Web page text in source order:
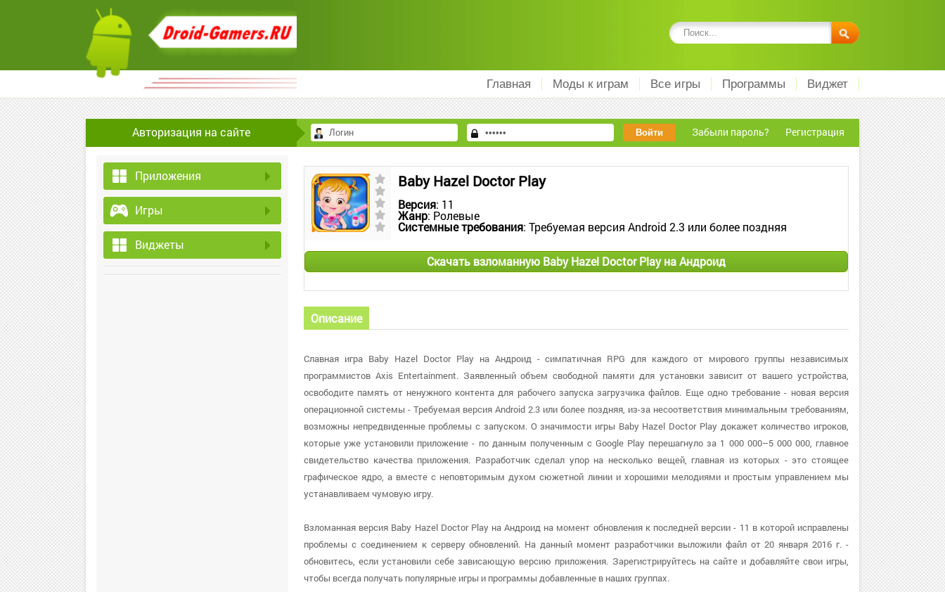
Главная Моды к играм Все игры Программы Виджет
Авторизация на сайте Забыли пароль? Регистрация
Приложения
Игры
Виджеты
Baby Hazel Doctor Play
Версия: 11
Жанр: Ролевые
Системные требования: Требуемая версия Android 2.3 или более поздняя
Скачать взломанную Baby Hazel Doctor Play на Андроид
Описание
Славная игра Baby Hazel Doctor Play на Андроид - симпатичная RPG для каждого от мирового группы независимых
программистов Axis Entertainment. Заявленный объем свободной памяти для установки зависит от вашего устройства,
освободите память от ненужного контента для рабочего запуска загрузчика файлов. Еще одно требование - новая версия
операционной системы - Требуемая версия Android 2.3 или более поздняя, из-за несоответствия минимальным требованиям,
возможны непредвиденные проблемы с запуском. О значимости игры Baby Hazel Doctor Play докажет количество игроков,
которые уже установили приложение - по данным полученным с Google Play перешагнуло за 1 000 000–5 000 000, главное
свидетельство качества приложения. Разработчик сделал упор на несколько вещей, главная из которых - это стоящее
графическое ядро, а вместе с неповторимым духом сюжетной линии и хорошими мелодиями и простым управлением мы
устанавливаем чумовую игру.
Взломанная версия Baby Hazel Doctor Play на Андроид на момент обновления к последней версии - 11 в которой исправлены
проблемы с соединением к серверу обновлений. На данный момент разработчики выложили файл от 20 января 2016 г. -
обновитесь, если установили себе зависающую версию приложения. Зарегистрируйтесь на сайте и добавляйте свои игры,
чтобы всегда получать популярные игры и программы добавленные в наших группах.